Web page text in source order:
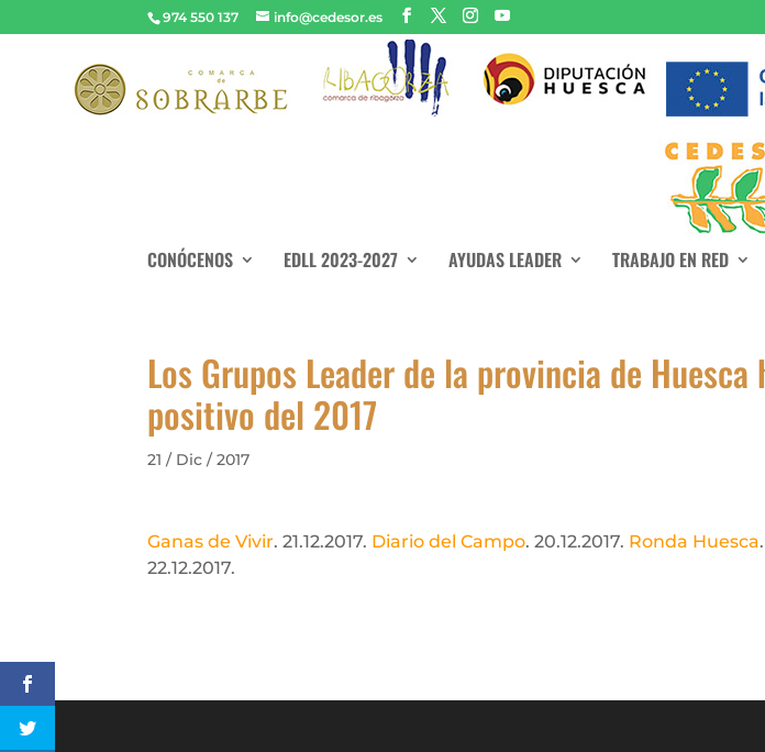
974 550 137 info@cedesor.es
CONÓCENOS EDLL 2023-2027 AYUDAS LEADER TRABAJO EN RED
Los Grupos Leader de la provincia de Huesca
positivo del 2017
21 / Dic / 2017
Ganas de Vivir. 21.12.2017. Diario del Campo. 20.12.2017. Ronda Huesca
22.12.2017.